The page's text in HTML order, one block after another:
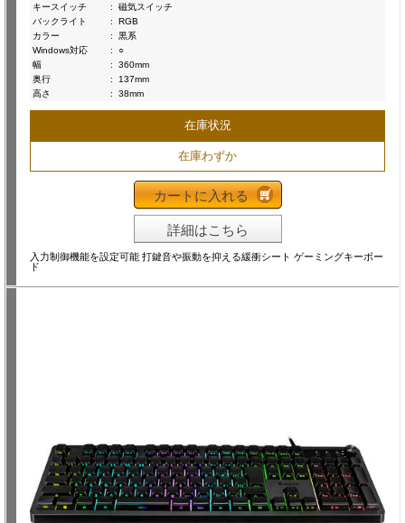
キースイッチ
:
磁気スイッチ
バックライト
:
RGB
カラー
:
黒系
Windows対応
:
○
幅
:
360mm
奥行
:
137mm
高さ
: 38mm
在庫状況
在庫わずか
カートに入れる
詳細はこちら
入力制御機能を設定可能 打鍵音や振動を抑える緩衝シート ゲーミングキーボー
ド